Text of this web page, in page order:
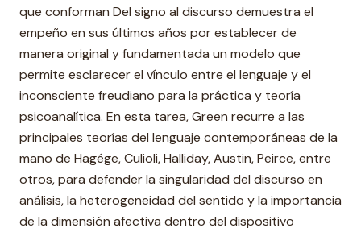
que conforman Del signo al discurso demuestra el
empeño en sus últimos años por establecer de
manera original y fundamentada un modelo que
permite esclarecer el vínculo entre el lenguaje y el
inconsciente freudiano para la práctica y teoría
psicoanalítica. En esta tarea, Green recurre a las
principales teorías del lenguaje contemporáneas de la
mano de Hagége, Culioli, Halliday, Austin, Peirce, entre
otros, para defender la singularidad del discurso en
análisis, la heterogeneidad del sentido y la importancia
de la dimensión afectiva dentro del dispositivo